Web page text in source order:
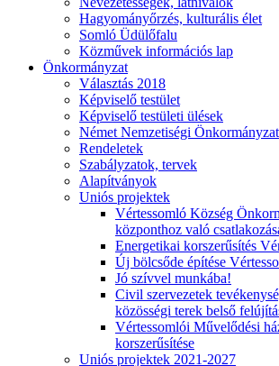
Hagyományőrzés, kulturális élet
Somló Üdülőfalu
Közművek információs lap
Önkormányzat
Választás 2018
Képviselő testület
Képviselő testületi ülések
Német Nemzetiségi Önkormányzat
Rendeletek
Szabályzatok, tervek
Alapítványok
Uniós projektek
Vértessomló Község
központhoz való
Energetikai korszerűsítés
Új bölcsőde építése
Jó szívvel munkába!
Civil szervezetek
közösségi terek belső
Vértessomlói Művelődési
korszerűsítése
Uniós projektek 2021-2027